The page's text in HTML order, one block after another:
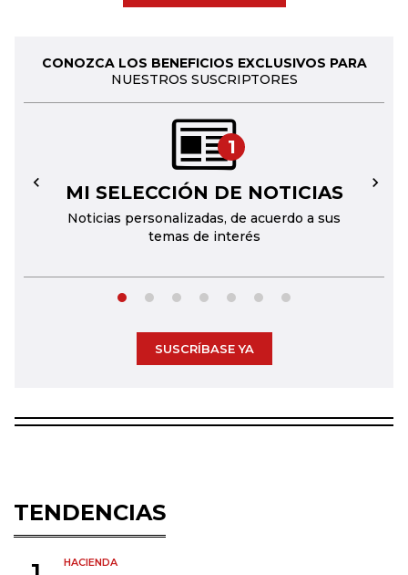
CONOZCA LOS BENEFICIOS EXCLUSIVOS PARA
NUESTROS SUSCRIPTORES
1
MI SELECCIÓN DE NOTICIAS
Noticias personalizadas, de acuerdo a sus
temas de interés
← →
SUSCRÍBASE YA
TENDENCIAS
HACIENDA